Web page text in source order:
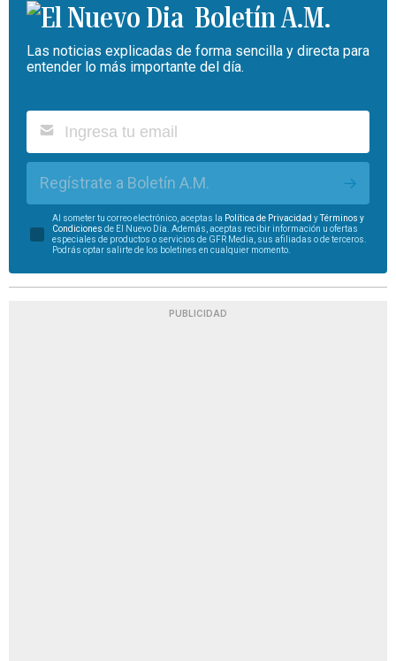
Boletín A.M.
Las noticias explicadas de forma sencilla y directa para
entender lo más importante del día.
Regístrate a Boletín A.M.
Al someter tu correo electrónico, aceptas la Política de Privacidad yTérminos y
Condiciones de El Nuevo Día. Además, aceptas recibir información u ofertas
especiales de productos o servicios de GFR Media, sus afiliadas o de terceros.
Podrás optar salirte de los boletines en cualquier momento.
PUBLICIDAD